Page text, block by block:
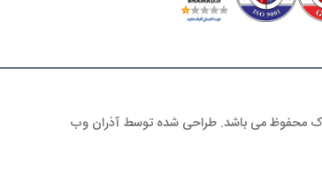
محفوظ می باشد. طراحی شده توسط آذران وب